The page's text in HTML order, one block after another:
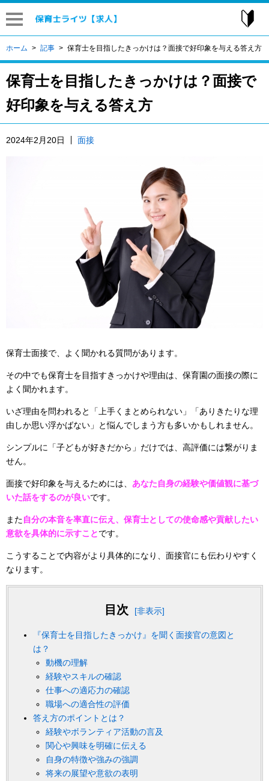
はじ
ホーム 記事 保育士を目指したきっかけは？面接で好印象を与える答え方
保育士を目指したきっかけは？面接で
好印象を与える答え方
2024年2月20日 面接
保育士面接で、よく聞かれる質問があります。
その中でも保育士を目指すきっかけや理由は、保育園の面接の際に
よく聞かれます。
いざ理由を問われると「上手くまとめられない」「ありきたりな理
由しか思い浮かばない」と悩んでしまう方も多いかもしれません。
シンプルに「子どもが好きだから」だけでは、高評価には繋がりま
せん。
面接で好印象を与えるためには、 あなた自身の経験や価値観に基づ
いた話をするのが良いです。
また自分の本音を率直に伝え、保育士としての使命感や貢献したい
意欲を具体的に示すことです。
こうすることで内容がより具体的になり、面接官にも伝わりやすく
なります。
目次 [非表示]
『保育士を目指したきっかけ』を聞く面接官の意図と
は？
動機の理解
経験やスキルの確認
仕事への適応力の確認
職場への適合性の評価
答え方のポイントとは？
経験やボランティア活動の言及
関心や興味を明確に伝える
自身の特徴や強みの強調
将来の展望や意欲の表明